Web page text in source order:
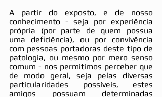
A partir do exposto, e de nosso
conhecimento - seja por experiência
própria (por parte de quem possua
uma deficiência), ou por convivência
com pessoas portadoras deste tipo de
patologia, ou mesmo por mero senso
comum - nos permitimos perceber que
de modo geral, seja pelas diversas
particularidades possíveis, estes
amigos possuam determinadas